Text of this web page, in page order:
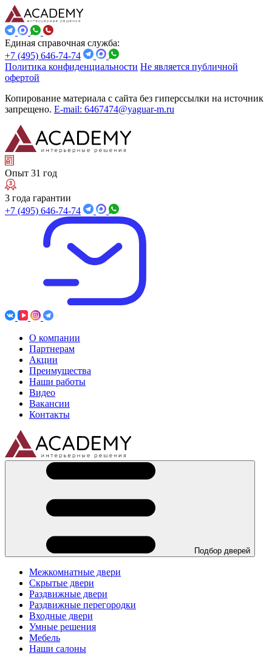
Единая справочная служба:
+7 (495) 646-74-74
Политика конфиденциальности Не является публичной
офертой
Копирование материала с сайта без гиперссылки на источник
запрещено. E-mail: 6467474@yaguar-m.ru
Опыт 31 год
3 года гарантии
+7 (495) 646-74-74
О компании
Партнерам
Акции
Преимущества
Наши работы
Видео
Вакансии
Контакты
Подбор дверей
Межкомнатные двери
Скрытые двери
Раздвижные двери
Раздвижные перегородки
Входные двери
Умные решения
Мебель
Наши салоны